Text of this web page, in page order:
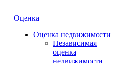
Оценка
Оценка недвижимости
Независимая
оценка
недвижимости